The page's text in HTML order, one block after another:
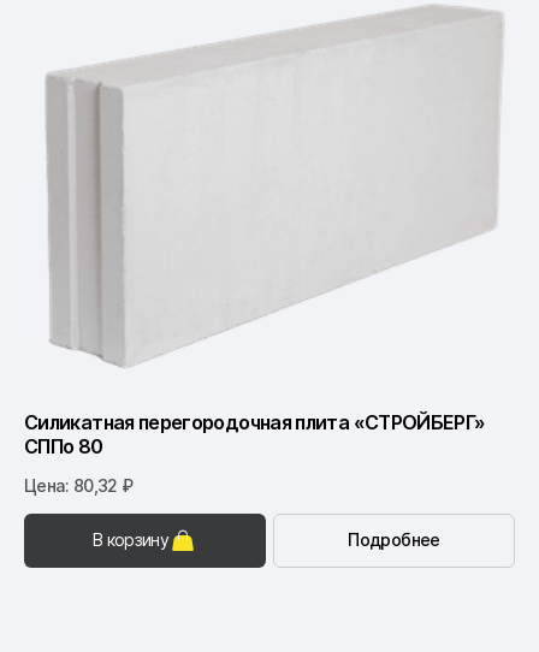
Силикатная перегородочная плита «СТРОЙБЕРГ»
СППо 80
Цена: 80,32 ₽
В корзину Подробнее